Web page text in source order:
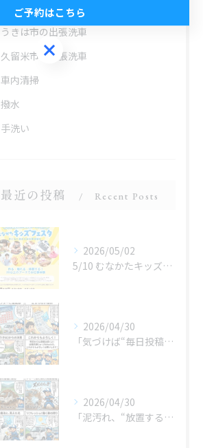
全てのカテゴリー
うきは市の出張洗車
久留米市の出張洗車
車内清掃
撥水
手洗い
最近の投稿 Recent Posts
2026/05/02
5/10 むなかたキッズフェスタ 子どものお仕事体験
2026/04/30
「気づけば“毎日投稿”やってました😂」
2026/04/30
「泥汚れ、“放置すると最強クラス”です😇」
ご予約はこちら
ご予約はこちら